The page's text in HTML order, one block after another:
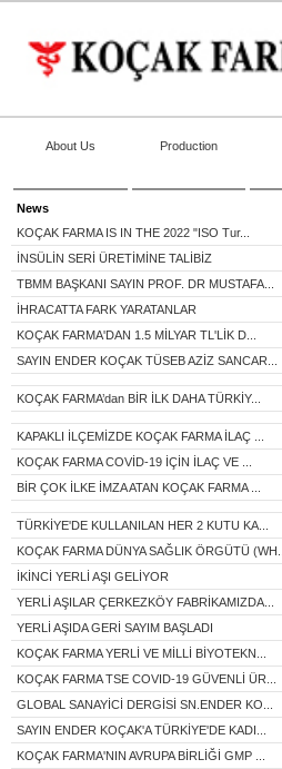
About Us Production
News
KOÇAK FARMA IS IN THE 2022 "ISO Tur...
İNSÜLİN SERİ ÜRETİMİNE TALİBİZ
TBMM BAŞKANI SAYIN PROF. DR MUSTAFA...
İHRACATTA FARK YARATANLAR
KOÇAK FARMA'DAN 1.5 MİLYAR TL'LİK D...
SAYIN ENDER KOÇAK TÜSEB AZİZ SANCAR...
KOÇAK FARMA’dan BİR İLK DAHA TÜRKİY...
KAPAKLI İLÇEMİZDE KOÇAK FARMA İLAÇ ...
KOÇAK FARMA COVİD-19 İÇİN İLAÇ VE ...
BİR ÇOK İLKE İMZA ATAN KOÇAK FARMA ...
TÜRKİYE'DE KULLANILAN HER 2 KUTU KA...
KOÇAK FARMA DÜNYA SAĞLIK ÖRGÜTÜ (WH...
İKİNCİ YERLİ AŞI GELİYOR
YERLİ AŞILAR ÇERKEZKÖY FABRİKAMIZDA...
YERLİ AŞIDA GERİ SAYIM BAŞLADI
KOÇAK FARMA YERLİ VE MİLLİ BİYOTEKN...
KOÇAK FARMA TSE COVID-19 GÜVENLİ ÜR...
GLOBAL SANAYİCİ DERGİSİ SN.ENDER KO...
SAYIN ENDER KOÇAK'A TÜRKİYE'DE KADI...
KOÇAK FARMA'NIN AVRUPA BİRLİĞİ GMP ...